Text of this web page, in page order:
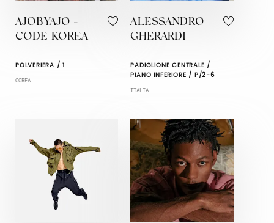
AJOBYAJO -
CODE KOREA
POLVERIERA / 1
COREA
ALESSANDRO
GHERARDI
PADIGLIONE CENTRALE /
PIANO INFERIORE / P/2-6
ITALIA